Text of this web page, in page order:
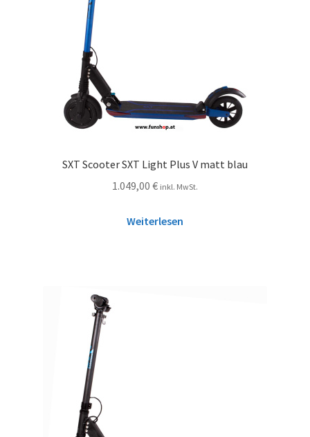
SXT Scooter SXT Light Plus V matt blau
1.049,00 € inkl. MwSt.
Weiterlesen